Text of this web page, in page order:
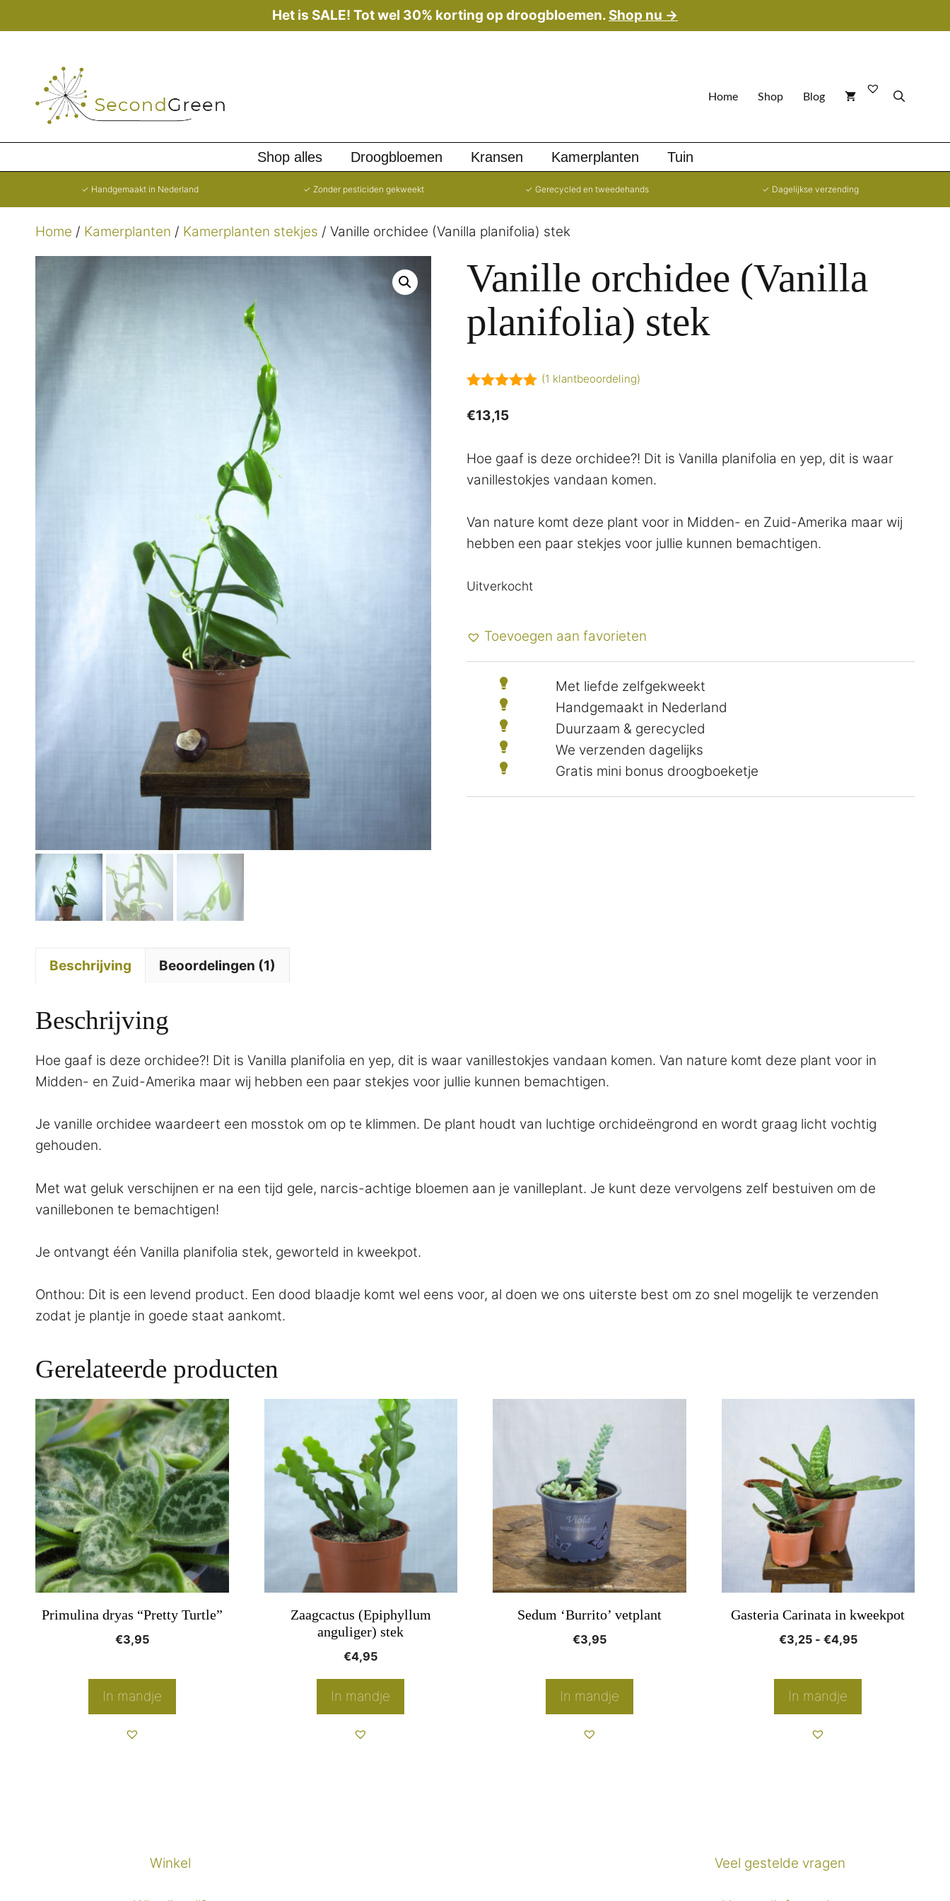
naar
Het is SALE! Tot wel 30% korting op droogbloemen. Shop nu →
Home Shop Blog
Shop alles Droogbloemen Kransen Kamerplanten Tuin
✓ Handgemaakt in Nederland ✓ Zonder pesticiden gekweekt ✓ Gerecycled en tweedehands ✓ Dagelijkse verzending
Home / Kamerplanten / Kamerplanten stekjes / Vanille orchidee (Vanilla planifolia) stek
Vanille orchidee (Vanilla
planifolia) stek
(1 klantbeoordeling)
€13,15
Hoe gaaf is deze orchidee?! Dit is Vanilla planifolia en yep, dit is waar
vanillestokjes vandaan komen.
Van nature komt deze plant voor in Midden- en Zuid-Amerika maar wij
hebben een paar stekjes voor jullie kunnen bemachtigen.
Uitverkocht
Toevoegen aan favorieten
Met liefde zelfgekweekt
Handgemaakt in Nederland
Duurzaam & gerecycled
We verzenden dagelijks
Gratis mini bonus droogboeketje
Beschrijving Beoordelingen (1)
Beschrijving
Hoe gaaf is deze orchidee?! Dit is Vanilla planifolia en yep, dit is waar vanillestokjes vandaan komen. Van nature komt deze plant voor in
Midden- en Zuid-Amerika maar wij hebben een paar stekjes voor jullie kunnen bemachtigen.
Je vanille orchidee waardeert een mosstok om op te klimmen. De plant houdt van luchtige orchideëngrond en wordt graag licht vochtig
gehouden.
Met wat geluk verschijnen er na een tijd gele, narcis-achtige bloemen aan je vanilleplant. Je kunt deze vervolgens zelf bestuiven om de
vanillebonen te bemachtigen!
Je ontvangt één Vanilla planifolia stek, geworteld in kweekpot.
Onthou: Dit is een levend product. Een dood blaadje komt wel eens voor, al doen we ons uiterste best om zo snel mogelijk te verzenden
zodat je plantje in goede staat aankomt.
Gerelateerde producten
Primulina dryas “Pretty Turtle”
€3,95
In mandje
Zaagcactus (Epiphyllum
anguliger) stek
€4,95
In mandje
Sedum ‘Burrito’ vetplant
€3,95
In mandje
Gasteria Carinata in kweekpot
€3,25 - €4,95Prijsklasse:
In mandje
meerdere
variaties.
Deze
gekozen
op
Winkel Veel gestelde vragen